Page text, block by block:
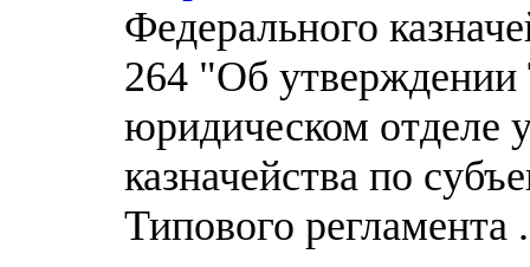
Федерального
264 "Об утверждении
юридическом отделе
казначейства по
Типового регламента